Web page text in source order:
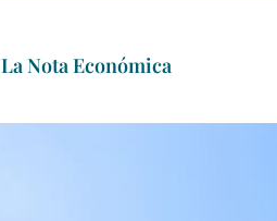
La Nota Económica